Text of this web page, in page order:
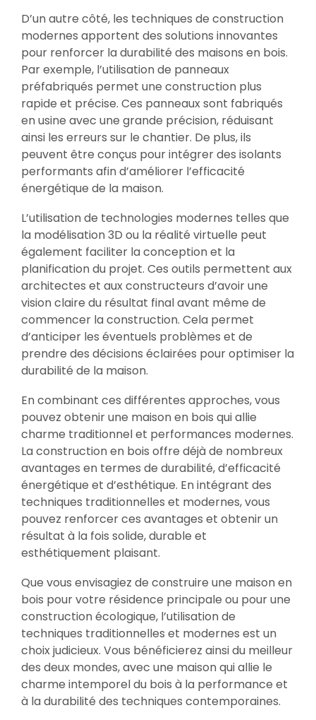
D’un autre côté, les techniques de construction
modernes apportent des solutions innovantes
pour renforcer la durabilité des maisons en bois.
Par exemple, l’utilisation de panneaux
préfabriqués permet une construction plus
rapide et précise. Ces panneaux sont fabriqués
en usine avec une grande précision, réduisant
ainsi les erreurs sur le chantier. De plus, ils
peuvent être conçus pour intégrer des isolants
performants afin d’améliorer l’efficacité
énergétique de la maison.
L’utilisation de technologies modernes telles que
la modélisation 3D ou la réalité virtuelle peut
également faciliter la conception et la
planification du projet. Ces outils permettent aux
architectes et aux constructeurs d’avoir une
vision claire du résultat final avant même de
commencer la construction. Cela permet
d’anticiper les éventuels problèmes et de
prendre des décisions éclairées pour optimiser la
durabilité de la maison.
En combinant ces différentes approches, vous
pouvez obtenir une maison en bois qui allie
charme traditionnel et performances modernes.
La construction en bois offre déjà de nombreux
avantages en termes de durabilité, d’efficacité
énergétique et d’esthétique. En intégrant des
techniques traditionnelles et modernes, vous
pouvez renforcer ces avantages et obtenir un
résultat à la fois solide, durable et
esthétiquement plaisant.
Que vous envisagiez de construire une maison en
bois pour votre résidence principale ou pour une
construction écologique, l’utilisation de
techniques traditionnelles et modernes est un
choix judicieux. Vous bénéficierez ainsi du meilleur
des deux mondes, avec une maison qui allie le
charme intemporel du bois à la performance et
à la durabilité des techniques contemporaines.